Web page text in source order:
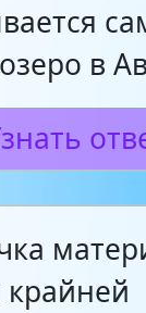
в
крайней